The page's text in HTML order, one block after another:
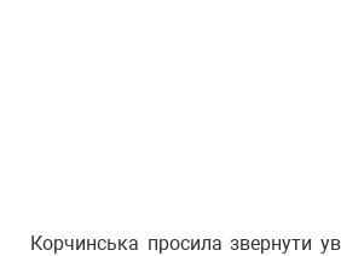
Корчинська просила звернути